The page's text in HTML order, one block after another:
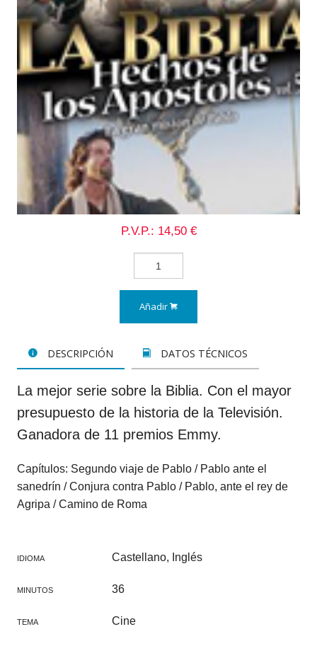
P.V.P.: 14,50 €
Añadir
DESCRIPCIÓN DATOS TÉCNICOS
La mejor serie sobre la Biblia. Con el mayor
presupuesto de la historia de la Televisión.
Ganadora de 11 premios Emmy.
Capítulos: Segundo viaje de Pablo / Pablo ante el
sanedrín / Conjura contra Pablo / Pablo, ante el rey de
Agripa / Camino de Roma
IDIOMA Castellano, Inglés
MINUTOS 36
TEMA Cine